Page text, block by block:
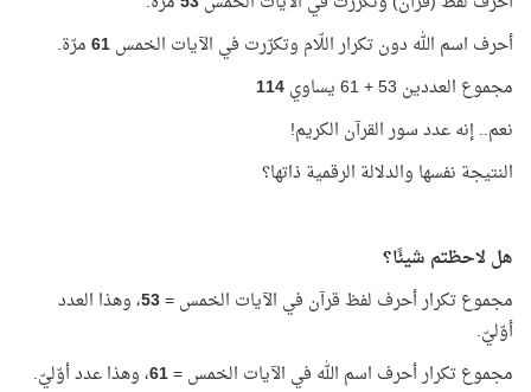
أحرف اسم الله دون تكرار اللّام وتكرّرت في الآيات الخمس61مرّة.
مجموع العددين 53 + 61 يساوي
114
نعم.. إنه عدد سور القرآن الكريم!
النتيجة نفسها والدلالة الرقمية ذاتها؟
هل لاحظتم شيئًا؟
مجموع تكرار أحرف لفظ قرآن في الآيات الخمس =53، وهذا العدد
أوّليّ.
مجموع تكرار أحرف اسم الله في الآيات الخمس =61، وهذا عدد أوّليّ.